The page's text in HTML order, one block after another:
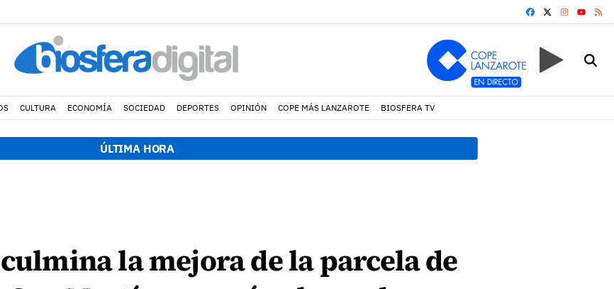
FACEBOOK
YOUTUBE
CULTURA ECONOMÍA SOCIEDAD DEPORTES OPINIÓN COPE MÁS LANZAROTE BIOSFERA TV
ÚLTIMA HORA
la mejora de la parcela de